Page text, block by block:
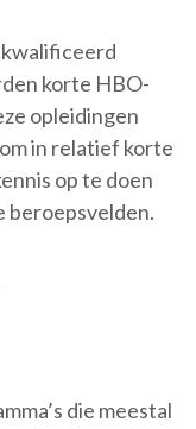
korte HBO-
opleidingen
in relatief korte
op te doen
beroepsvelden.
die meestal